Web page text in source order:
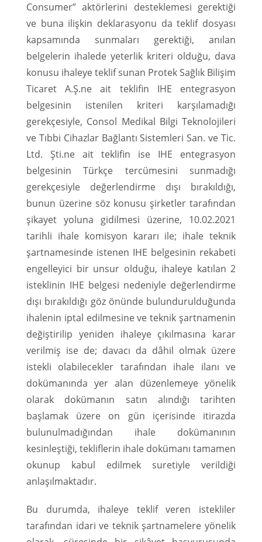
Consumer” aktörlerini desteklemesi gerektiği
ve buna ilişkin deklarasyonu da teklif dosyası
kapsamında sunmaları gerektiği, anılan
belgelerin ihalede yeterlik kriteri olduğu, dava
konusu ihaleye teklif sunan Protek Sağlık Bilişim
Ticaret A.Ş.ne ait teklifin IHE entegrasyon
belgesinin istenilen kriteri karşılamadığı
gerekçesiyle, Consol Medikal Bilgi Teknolojileri
ve Tıbbi Cihazlar Bağlantı Sistemleri San. ve Tic.
Ltd. Şti.ne ait teklifin ise IHE entegrasyon
belgesinin Türkçe tercümesini sunmadığı
gerekçesiyle değerlendirme dışı bırakıldığı,
bunun üzerine söz konusu şirketler tarafından
şikayet yoluna gidilmesi üzerine, 10.02.2021
tarihli ihale komisyon kararı ile; ihale teknik
şartnamesinde istenen IHE belgesinin rekabeti
engelleyici bir unsur olduğu, ihaleye katılan 2
isteklinin IHE belgesi nedeniyle değerlendirme
dışı bırakıldığı göz önünde bulundurulduğunda
ihalenin iptal edilmesine ve teknik şartnamenin
değiştirilip yeniden ihaleye çıkılmasına karar
verilmiş ise de; davacı da dâhil olmak üzere
istekli olabilecekler tarafından ihale ilanı ve
dokümanında yer alan düzenlemeye yönelik
olarak dokümanın satın alındığı tarihten
başlamak üzere on gün içerisinde itirazda
bulunulmadığından ihale dokümanının
kesinleştiği, tekliflerin ihale dokümanı tamamen
okunup kabul edilmek suretiyle verildiği
anlaşılmaktadır.
Bu durumda, ihaleye teklif veren istekliler
tarafından idari ve teknik şartnamelere yönelik